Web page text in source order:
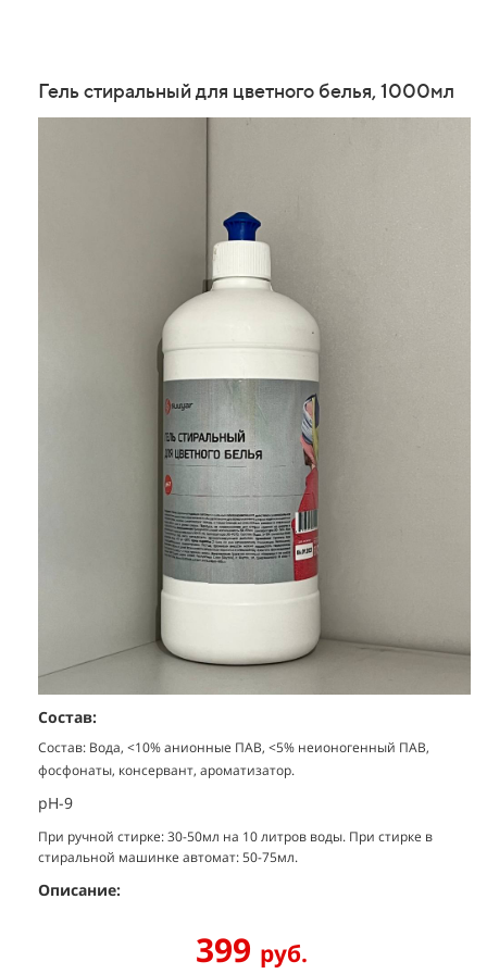
Гель стиральный для цветного белья, 1000мл
Состав:
Состав: Вода, <10% анионные ПАВ, <5% неионогенный ПАВ,
фосфонаты, консервант, ароматизатор.
pH-9
При ручной стирке: 30-50мл на 10 литров воды. При стирке в
стиральной машинке автомат: 50-75мл.
Описание:
399 руб.